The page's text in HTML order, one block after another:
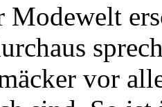
Modewelt
vor